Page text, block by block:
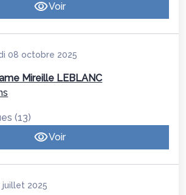
Voir
08 octobre 2025
Mireille LEBLANC
(13)
Voir
juillet 2025